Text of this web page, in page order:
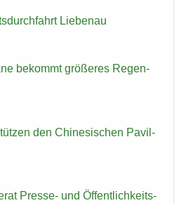
Lie­be­nau
be­kommt grö­ße­res Re­gen­
den Chi­ne­si­schen Pa­vil­
Presse-​ und Öf­fent­lich­keits­